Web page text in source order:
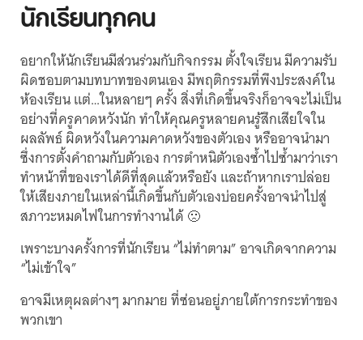
นักเรียนทุกคน
อยากให้นักเรียนมีส่วนร่วมกับกิจกรรม ตั้งใจเรียน มีความรับ
ผิดชอบตามบทบาทของตนเอง มีพฤติกรรมที่พึงประสงค์ใน
ห้องเรียน แต่…ในหลายๆ ครั้ง สิ่งที่เกิดขึ้นจริงก็อาจจะไม่เป็น
อย่างที่ครูคาดหวังนัก ทำให้คุณครูหลายคนรู้สึกเสียใจใน
ผลลัพธ์ ผิดหวังในความคาดหวังของตัวเอง หรืออาจนำมา
ซึ่งการตั้งคำถามกับตัวเอง การตำหนิตัวเองซ้ำไปซ้ำมาว่าเรา
ทำหน้าที่ของเราได้ดีที่สุดแล้วหรือยัง และถ้าหากเราปล่อย
ให้เสียงภายในเหล่านี้เกิดขึ้นกับตัวเองบ่อยครั้งอาจนำไปสู่
สภาวะหมดไฟในการทำงานได้ 🙁
เพราะบางครั้งการที่นักเรียน “ไม่ทำตาม” อาจเกิดจากความ
“ไม่เข้าใจ”
อาจมีเหตุผลต่างๆ มากมาย ที่ซ่อนอยู่ภายใต้การกระทำของ
พวกเขา